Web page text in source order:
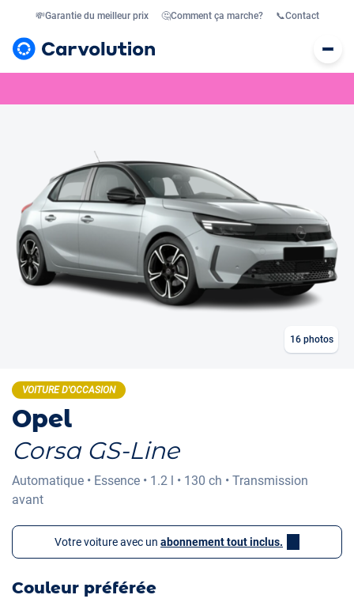
💸Garantie du meilleur prix 🤔Comment ça marche? 📞Contact
16photos
VOITURE D'OCCASION
Opel
Corsa GS-Line
Automatique • Essence • 1.2 l • 130 ch • Transmission
avant
Votre voiture avec un abonnement tout inclus.
Couleur préférée